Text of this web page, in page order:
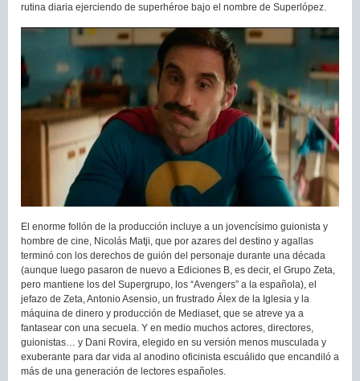
rutina diaria ejerciendo de superhéroe bajo el nombre de Superlópez.
El enorme follón de la producción incluye a un jovencísimo guionista y
hombre de cine, Nicolás Matji, que por azares del destino y agallas
terminó con los derechos de guión del personaje durante una década
(aunque luego pasaron de nuevo a Ediciones B, es decir, el Grupo Zeta,
pero mantiene los del Supergrupo, los “Avengers” a la española), el
jefazo de Zeta, Antonio Asensio, un frustrado Álex de la Iglesia y la
máquina de dinero y producción de Mediaset, que se atreve ya a
fantasear con una secuela. Y en medio muchos actores, directores,
guionistas… y Dani Rovira, elegido en su versión menos musculada y
exuberante para dar vida al anodino oficinista escuálido que encandiló a
más de una generación de lectores españoles.